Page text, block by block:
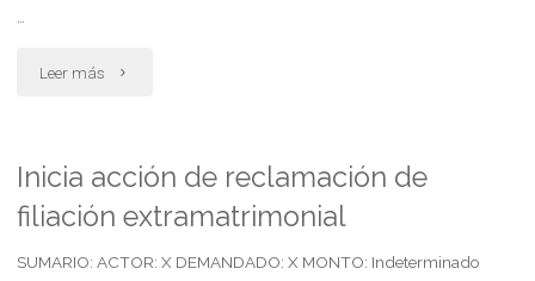
…
Leer más "Contrato
préstamo
dinerario"
Inicia acción de reclamación de
filiación extramatrimonial
SUMARIO: ACTOR: X DEMANDADO: X MONTO: Indeterminado